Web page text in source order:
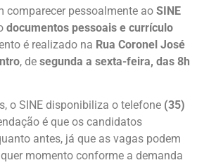
comparecer pessoalmente ao SINE
documentos pessoais e currículo
é realizado na Rua Coronel José
, de segunda a sexta-feira, das 8h
o SINE disponibiliza o telefone (35)
é que os candidatos
antes, já que as vagas podem
momento conforme a demanda